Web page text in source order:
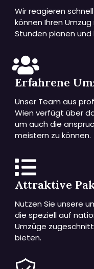
Wir reagieren
können Ihren
Stunden planen und
Erfahrene
Unser Team aus
Wien verfügt über
um auch die
meistern zu können.
Attraktive
Nutzen Sie unsere
die speziell auf
Umzüge
bieten.